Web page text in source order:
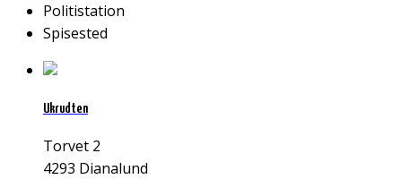
Politistation
Spisested
Ukrudten
Torvet 2
4293 Dianalund